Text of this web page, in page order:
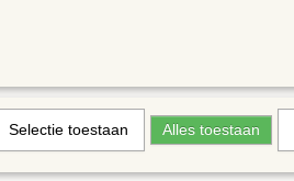
Selectie toestaan Alles toestaan